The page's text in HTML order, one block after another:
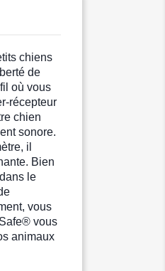
chiens
de
où vous
récepteur
chien
sonore.
il
Bien
le
vous
vous
animaux